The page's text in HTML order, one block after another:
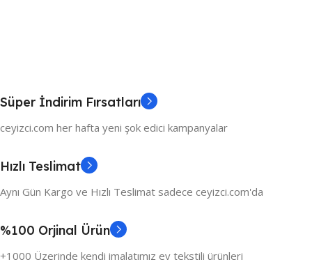
Süper İndirim Fırsatları
ceyizci.com her hafta yeni şok edici kampanyalar
Hızlı Teslimat
Aynı Gün Kargo ve Hızlı Teslimat sadece ceyizci.com'da
%100 Orjinal Ürün
+1000 Üzerinde kendi imalatımız ev tekstili ürünleri